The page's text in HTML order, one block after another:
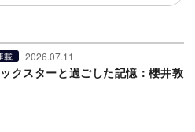
載 2026.07.11
クスターと過ごした記憶：櫻井敦